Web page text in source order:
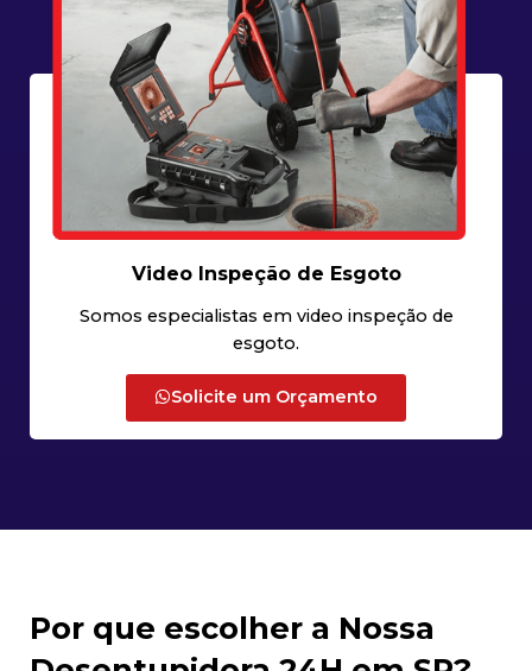
Video Inspeção de Esgoto
Somos especialistas em video inspeção de
esgoto.
Solicite um Orçamento
Por que escolher a Nossa